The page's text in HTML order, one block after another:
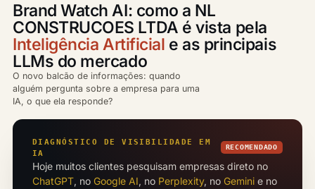
Brand Watch AI: como a NL
CONSTRUCOES LTDA é vista pela
Inteligência Artificial e as principais
LLMs do mercado
O novo balcão de informações: quando
alguém pergunta sobre a empresa para uma
IA, o que ela responde?
DIAGNÓSTICO DE VISIBILIDADE EM
IA
RECOMENDADO
Hoje muitos clientes pesquisam empresas direto no
ChatGPT, no Google AI, no Perplexity, no Gemini e no